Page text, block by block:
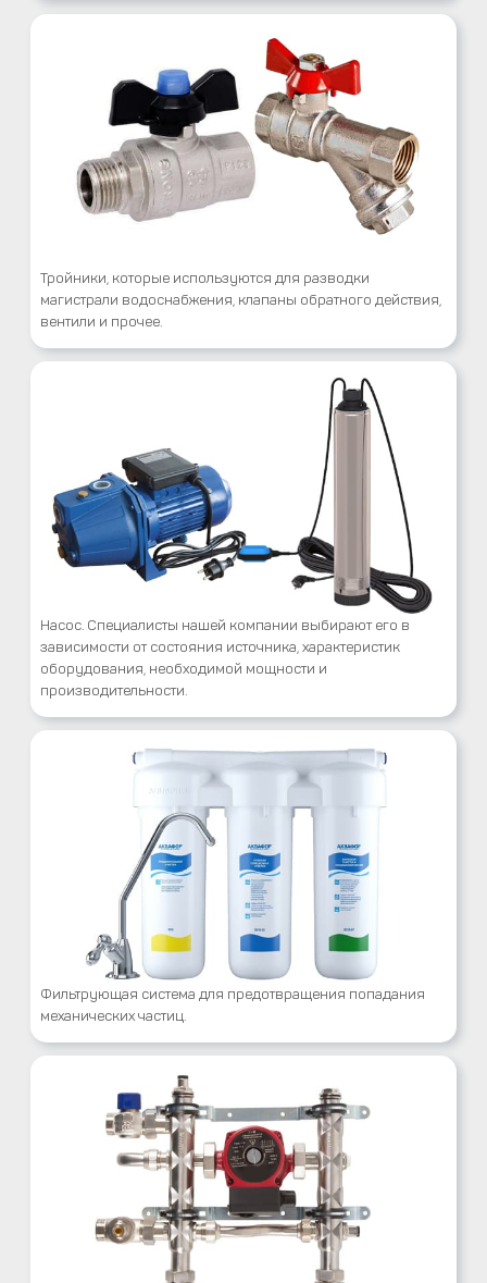
Тройники, которые используются для разводки
магистрали водоснабжения, клапаны обратного действия,
вентили и прочее.
Насос. Специалисты нашей компании выбирают его в
зависимости от состояния источника, характеристик
оборудования, необходимой мощности и
производительности.
Фильтрующая система для предотвращения попадания
механических частиц.